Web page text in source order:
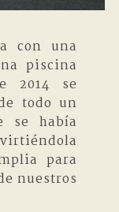
con una
piscina
2014 se
todo un
se había
para
nuestros